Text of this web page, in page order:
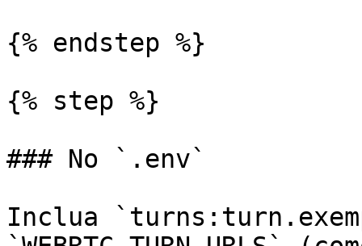
{% endstep %}
{% step %}
### No `.env`
Inclua